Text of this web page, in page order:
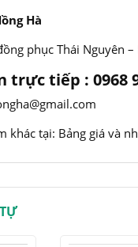
Hà
phục Thái Nguyên
tiếp : 0968
khác tại: Bảng giá và